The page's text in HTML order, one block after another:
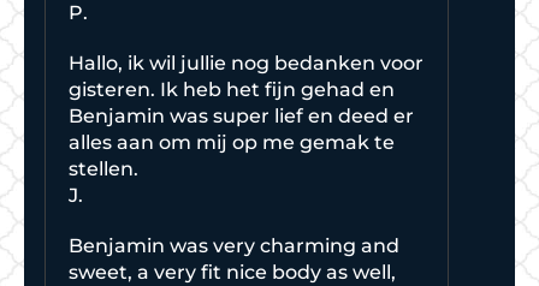
P.
Hallo, ik wil jullie nog bedanken voor
gisteren. Ik heb het fijn gehad en
Benjamin was super lief en deed er
alles aan om mij op me gemak te
stellen.
J.
Benjamin was very charming and
sweet, a very fit nice body as well,